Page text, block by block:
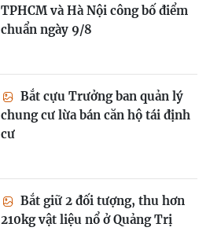
TPHCM và Hà Nội công bố điểm
chuẩn ngày 9/8
Bắt cựu Trưởng ban quản lý
chung cư lừa bán căn hộ tái định
cư
Bắt giữ 2 đối tượng, thu hơn
210kg vật liệu nổ ở Quảng Trị